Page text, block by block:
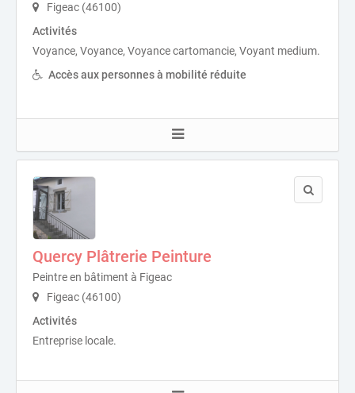
Figeac (46100)
Activités
Voyance, Voyance, Voyance cartomancie, Voyant medium.
Accès aux personnes à mobilité réduite
Quercy Plâtrerie Peinture
Peintre en bâtiment à Figeac
Figeac (46100)
Activités
Entreprise locale.